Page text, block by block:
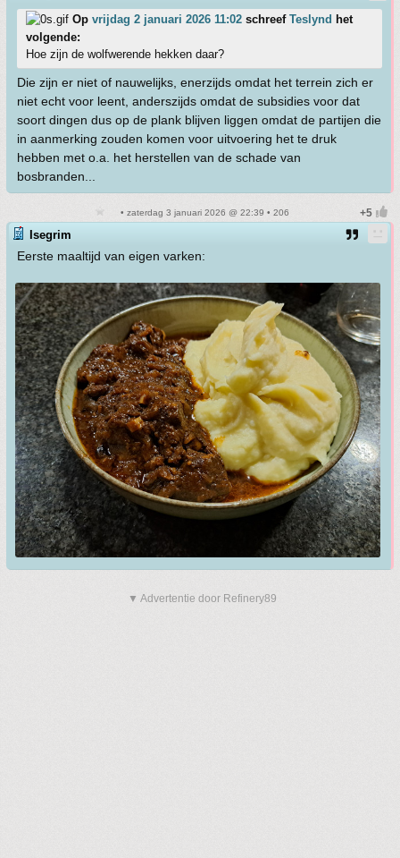
Op vrijdag 2 januari 2026 11:02 schreef Teslynd het
volgende:
Hoe zijn de wolfwerende hekken daar?
Die zijn er niet of nauwelijks, enerzijds omdat het terrein zich er
niet echt voor leent, anderszijds omdat de subsidies voor dat
soort dingen dus op de plank blijven liggen omdat de partijen die
in aanmerking zouden komen voor uitvoering het te druk
hebben met o.a. het herstellen van de schade van
bosbranden...
• zaterdag 3 januari 2026 @ 22:39 • 206
Isegrim
Eerste maaltijd van eigen varken:
▼ Advertentie door Refinery89